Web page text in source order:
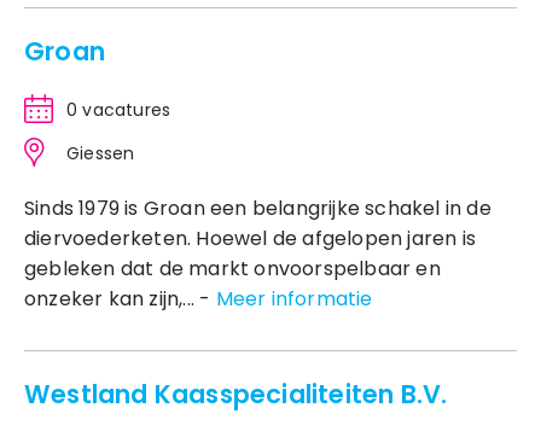
Groan
0 vacatures
Giessen
Sinds 1979 is Groan een belangrijke schakel in de
diervoederketen. Hoewel de afgelopen jaren is
gebleken dat de markt onvoorspelbaar en
onzeker kan zijn,... - Meer informatie
Westland Kaasspecialiteiten B.V.